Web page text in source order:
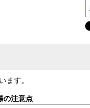
ます。
の注意点